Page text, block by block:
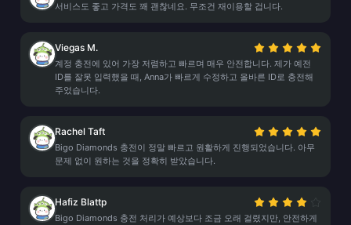
서비스도 좋고 가격도 꽤 괜찮네요. 무조건 재이용할 겁니다.
Viegas M.
계정 충전에 있어 가장 저렴하고 빠르며 매우 안전합니다. 제가 예전
ID를 잘못 입력했을 때, Anna가 빠르게 수정하고 올바른 ID로 충전해
주었습니다.
Rachel Taft
Bigo Diamonds 충전이 정말 빠르고 원활하게 진행되었습니다. 아무
문제 없이 원하는 것을 정확히 받았습니다.
Hafiz Blattp
Bigo Diamonds 충전 처리가 예상보다 조금 오래 걸렸지만, 안전하게